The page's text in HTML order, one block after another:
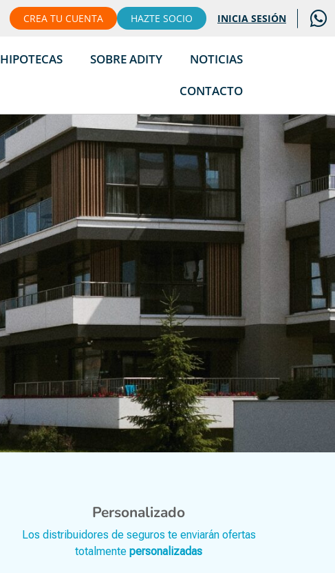
CREA TU CUENTA HAZTE SOCIO INICIA SESIÓN
HIPOTECAS SOBRE ADITY
NOTICIAS
CONTACTO
Personalizado
Los distribuidores de seguros te enviarán ofertas
totalmentepersonalizadas